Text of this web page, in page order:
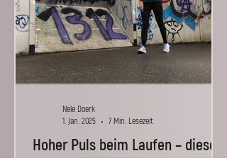
Hoher Puls beim Laufen – diese 3
Nele Doerk
1. Jan. 2025
7 Min. Lesezeit